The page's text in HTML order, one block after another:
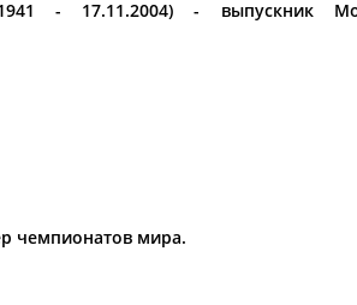
* для действующих спортсменов
- 17.11.2004) - выпускник
чемпионатов мира.